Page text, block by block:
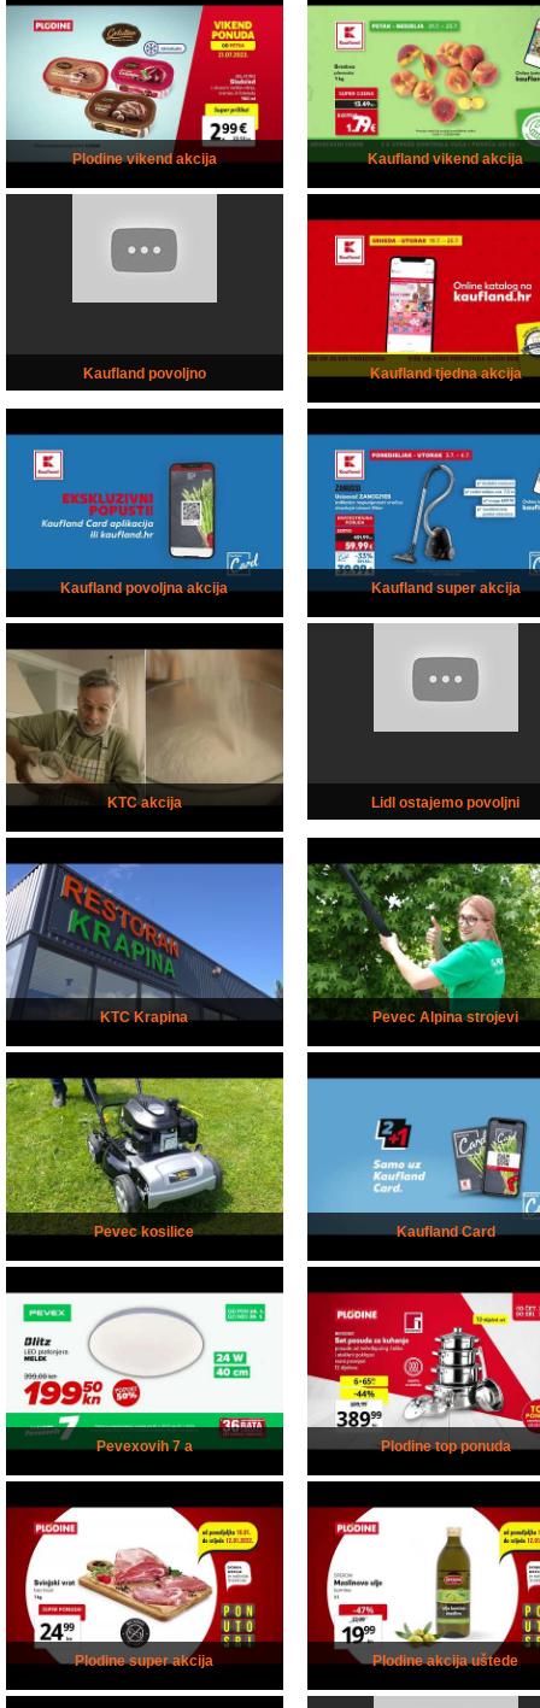
Plodine vikend akcija Kaufland vikend akcija
Kaufland povoljno Kaufland tjedna akcija
Kaufland povoljna akcija Kaufland super akcija
KTC akcija Lidl ostajemo povoljni
KTC Krapina Pevec Alpina strojevi
Pevec kosilice Kaufland Card
Pevexovih 7 a Plodine top ponuda
Plodine super akcija Plodine akcija uštede